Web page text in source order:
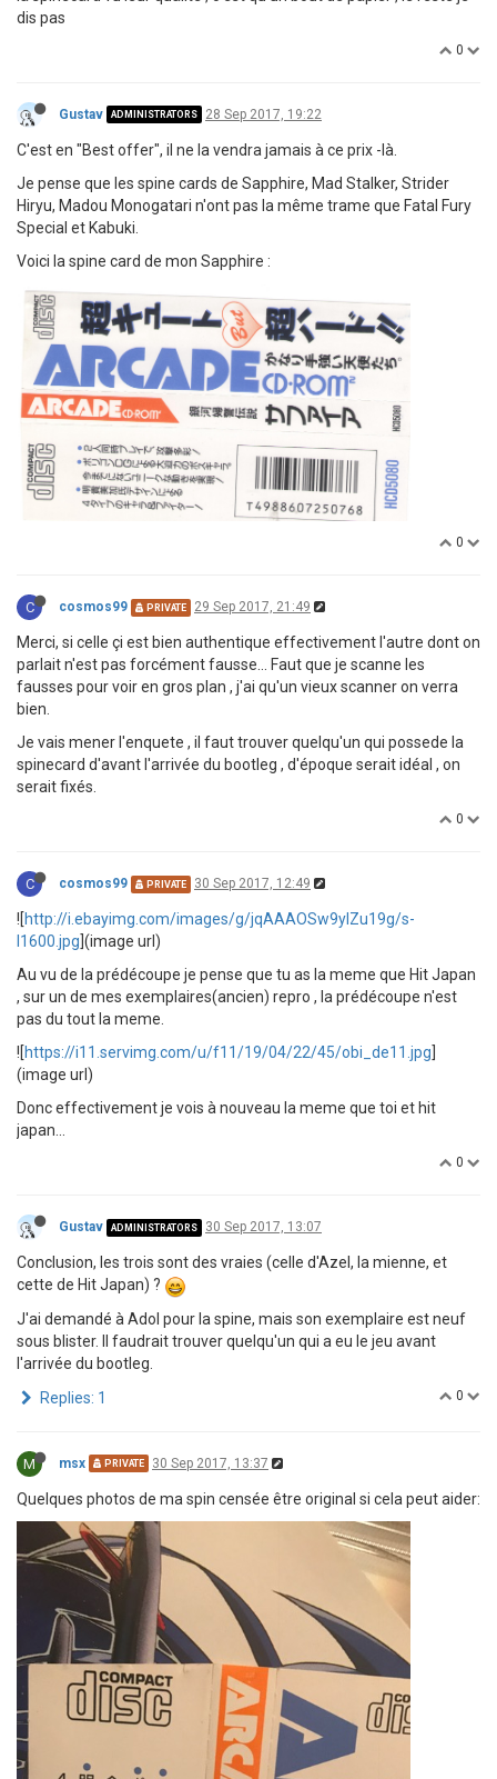
dis pas
0
Gustav ADMINISTRATORS 28 Sep 2017, 19:22
C'est en "Best offer", il ne la vendra jamais à ce prix -là.
Je pense que les spine cards de Sapphire, Mad Stalker, Strider
Hiryu, Madou Monogatari n'ont pas la même trame que Fatal Fury
Special et Kabuki.
Voici la spine card de mon Sapphire :
0
C cosmos99 PRIVATE 29 Sep 2017, 21:49
Merci, si celle çi est bien authentique effectivement l'autre dont on
parlait n'est pas forcément fausse... Faut que je scanne les
fausses pour voir en gros plan , j'ai qu'un vieux scanner on verra
bien.
Je vais mener l'enquete , il faut trouver quelqu'un qui possede la
spinecard d'avant l'arrivée du bootleg , d'époque serait idéal , on
serait fixés.
0
C cosmos99 PRIVATE 30 Sep 2017, 12:49
![http://i.ebayimg.com/images/g/jqAAAOSw9ylZu19g/s-
l1600.jpg ](image url)
Au vu de la prédécoupe je pense que tu as la meme que Hit Japan
, sur un de mes exemplaires(ancien) repro , la prédécoupe n'est
pas du tout la meme.
![https://i11.servimg.com/u/f11/19/04/22/45/obi_de11.jpg
(image url)
Donc effectivement je vois à nouveau la meme que toi et hit
japan...
0
Gustav ADMINISTRATORS 30 Sep 2017, 13:07
Conclusion, les trois sont des vraies (celle d'Azel, la mienne, et
cette de Hit Japan) ?
J'ai demandé à Adol pour la spine, mais son exemplaire est neuf
sous blister. Il faudrait trouver quelqu'un qui a eu le jeu avant
l'arrivée du bootleg.
0
Replies: 1
M msx PRIVATE 30 Sep 2017, 13:37
Quelques photos de ma spin censée être original si cela peut aider: